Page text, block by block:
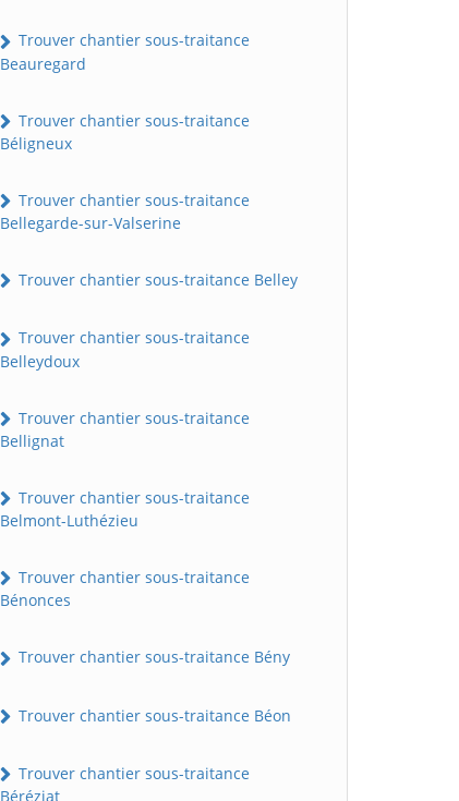
Trouver chantier sous-traitance
Beauregard
Trouver chantier sous-traitance
Béligneux
Trouver chantier sous-traitance
Bellegarde-sur-Valserine
Trouver chantier sous-traitance Belley
Trouver chantier sous-traitance
Belleydoux
Trouver chantier sous-traitance
Bellignat
Trouver chantier sous-traitance
Belmont-Luthézieu
Trouver chantier sous-traitance
Bénonces
Trouver chantier sous-traitance Bény
Trouver chantier sous-traitance Béon
Trouver chantier sous-traitance
Béréziat